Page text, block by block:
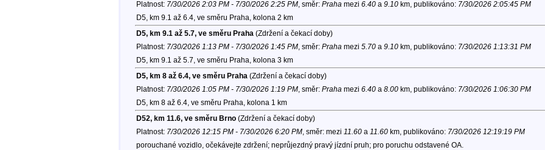
Platnost: 7/30/2026 2:03 PM - 7/30/2026 2:25 PM, směr: Praha mezi 6.40a 9.10km, publikováno: 7/30/2026 2:05:45 PM
D5, km 9.1 až 6.4, ve směru Praha, kolona 2 km
D5, km 9.1 až 5.7, ve směru Praha (Zdržení a čekací doby)
Platnost: 7/30/2026 1:13 PM - 7/30/2026 1:45 PM, směr: Praha mezi 5.70a 9.10km, publikováno: 7/30/2026 1:13:31 PM
D5, km 9.1 až 5.7, ve směru Praha, kolona 3 km
D5, km 8 až 6.4, ve směru Praha (Zdržení a čekací doby)
Platnost: 7/30/2026 1:05 PM - 7/30/2026 1:19 PM, směr: Praha mezi 6.40a 8.00km, publikováno: 7/30/2026 1:06:30 PM
D5, km 8 až 6.4, ve směru Praha, kolona 1 km
D52, km 11.6, ve směru Brno(Zdržení a čekací doby)
Platnost: 7/30/2026 12:15 PM - 7/30/2026 6:20 PM, směr: mezi 11.60a 11.60km, publikováno: 7/30/2026 12:19:19 PM
porouchané vozidlo, očekávejte zdržení; neprůjezdný pravý jízdní pruh; pro poruchu odstavené OA.